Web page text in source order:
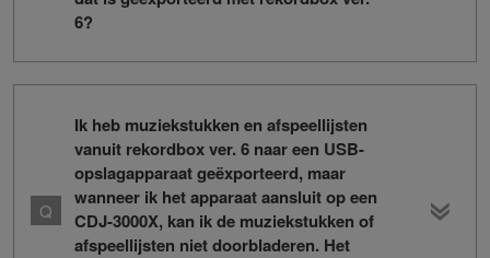
6?
Ik heb muziekstukken en afspeellijsten
vanuit rekordbox ver. 6 naar een USB-
opslagapparaat geëxporteerd, maar
wanneer ik het apparaat aansluit op een
CDJ-3000X, kan ik de muziekstukken of
afspeellijsten niet doorbladeren. Het